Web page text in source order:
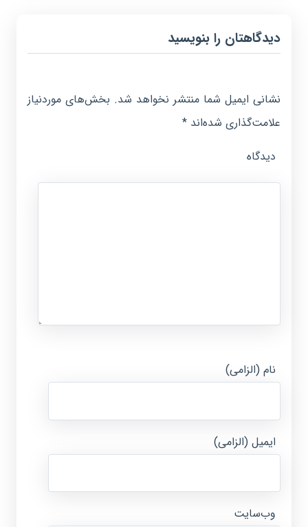
دیدگاهتان را بنویسید
نشانی ایمیل شما منتشر نخواهد شد. بخش‌های موردنیاز
علامت‌گذاری شده‌اند*
دیدگاه
نام (الزامی)
ایمیل (الزامی)
وب‌سایت